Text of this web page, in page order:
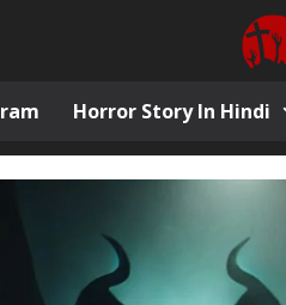
Horror Story In Hindi